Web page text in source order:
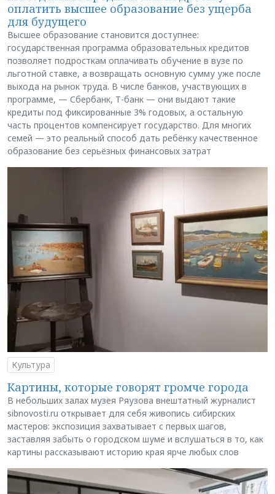
оплатить высшее образование без ущерба
для будущего
Высшее образование становится доступнее:
государственная программа образовательных кредитов
позволяет подросткам оплачивать обучение в вузе по
льготной ставке, а возвращать основную сумму уже после
выхода на рынок труда. В числе банков, участвующих в
программе, — Сбербанк, Т-банк — они выдают такие
кредиты под фиксированные 3% годовых, а остальную
часть процентов компенсирует государство. Для многих
семей — это реальный способ дать ребёнку качественное
образование без серьёзных финансовых затрат
Культура
Картины, которые говорят громче города
В небольших залах музея Ряузова внештатный журналист
sibnovosti.ru открывает для себя живопись сибирских
мастеров: экспозиция захватывает с первых шагов,
заставляя забыть о городском шуме и вслушаться в то, как
картины рассказывают историю края ярче любых слов